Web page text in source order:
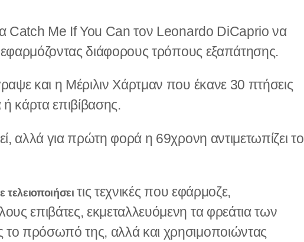
Catch Me If You Can τον Leonardo DiCaprio να
εφαρμόζοντας διάφορους τρόπους εξαπάτησης.
και η Μέριλιν Χάρτμαν που έκανε 30 πτήσεις
ή κάρτα επιβίβασης.
αλλά για πρώτη φορά η 69χρονη αντιμετωπίζει το
τις τεχνικές που εφάρμοζε,
επιβάτες, εκμεταλλευόμενη τα φρεάτια των
πρόσωπό της, αλλά και χρησιμοποιώντας